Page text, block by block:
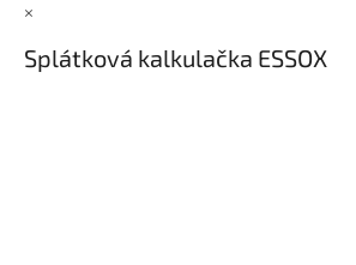
×
Splátková kalkulačka ESSOX